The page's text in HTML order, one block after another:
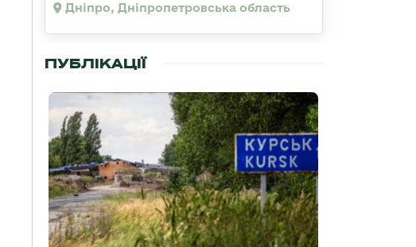
Дніпро, Дніпропетровська область
ПУБЛІКАЦІЇ